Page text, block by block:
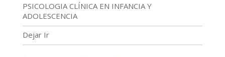
PSICOLOGIA CLÍNICA EN INFANCIA Y
ADOLESCENCIA
Dejar Ir